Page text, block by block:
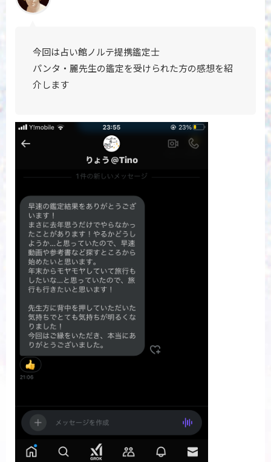
今回は占い館ノルテ提携鑑定士
パンタ・麗先生の鑑定を受けられた方の感想を紹
介します